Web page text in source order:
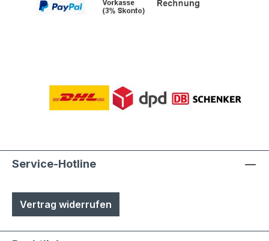
Service-Hotline
Vertrag widerrufen